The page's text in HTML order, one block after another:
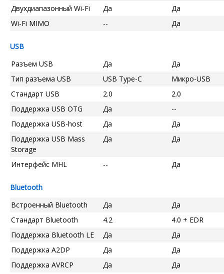
Двухдиапазонный Wi-Fi
Да
Да
Wi-Fi MIMO
-- Да
USB
Разъем USB
Да
Да
Тип разъема USB
USB Type-C
Микро-USB
Стандарт USB
2.0
2.0
Поддержка USB OTG
Да
--
Поддержка USB-host
Да
Да
Поддержка USB Mass
Storage
Да Да
Интерфейс MHL -- Да
Bluetooth
Встроенный Bluetooth
Да
Да
Стандарт Bluetooth
4.2
4.0 + EDR
Поддержка Bluetooth LE
Да
Да
Поддержка A2DP
Да
Да
Поддержка AVRCP
Да
Да